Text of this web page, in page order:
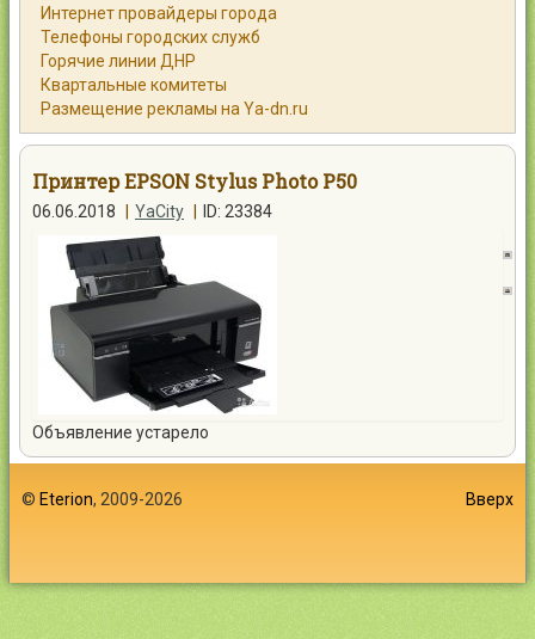
Объявления
Помощь
Интернет провайдеры города
Телефоны городских служб
Горячие линии ДНР
Квартальные комитеты
Размещение рекламы на Ya-dn.ru
Принтер EPSON Stylus Photo Р50
06.06.2018 YaCity ID: 23384
Объявление устарело
© Eterion, 2009-2026 Вверх